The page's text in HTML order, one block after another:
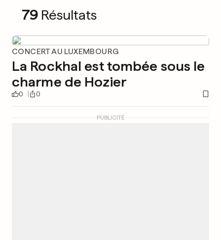
79 Résultats
CONCERT AU LUXEMBOURG
La Rockhal est tombée sous le
charme de Hozier
0 0
PUBLICITÉ